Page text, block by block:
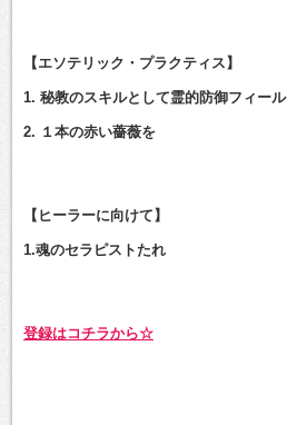
【エソテリック・プラクティス】
1. 秘教のスキルとして霊的防御フィー
2. １本の赤い薔薇を
【ヒーラーに向けて】
1.魂のセラピストたれ
登録はコチラから☆